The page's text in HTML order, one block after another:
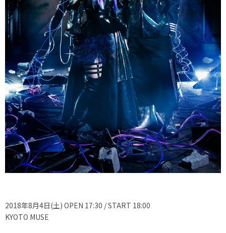
2018年8月4日(土) OPEN 17:30 / START 18:00
KYOTO MUSE